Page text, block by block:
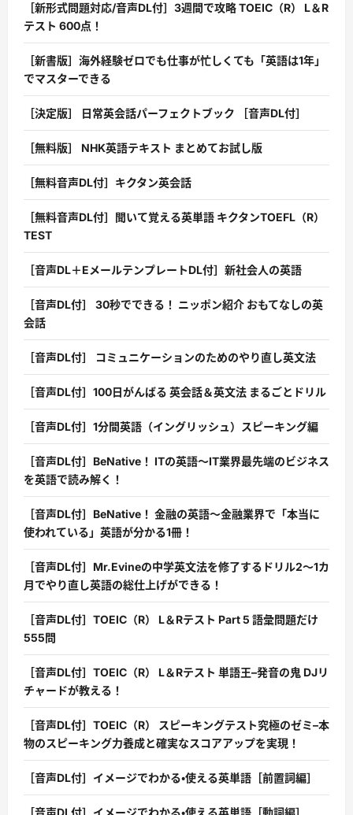
［新形式問題対応/音声DL付］3週間で攻略 TOEIC（R） L＆R
テスト 600点！
［新書版］海外経験ゼロでも仕事が忙しくても「英語は1年」
でマスターできる
［決定版］ 日常英会話パーフェクトブック ［音声DL付］
［無料版］ NHK英語テキスト まとめてお試し版
［無料音声DL付］キクタン英会話
［無料音声DL付］聞いて覚える英単語 キクタンTOEFL（R）
TEST
［音声DL＋EメールテンプレートDL付］新社会人の英語
［音声DL付］ 30秒でできる！ ニッポン紹介 おもてなしの英
会話
［音声DL付］ コミュニケーションのためのやり直し英文法
［音声DL付］100日がんばる 英会話＆英文法 まるごとドリル
［音声DL付］1分間英語（イングリッシュ）スピーキング編
［音声DL付］BeNative！ ITの英語〜IT業界最先端のビジネス
を英語で読み解く！
［音声DL付］BeNative！ 金融の英語〜金融業界で「本当に
使われている」英語が分かる1冊！
［音声DL付］Mr.Evineの中学英文法を修了するドリル2〜1カ
月でやり直し英語の総仕上げができる！
［音声DL付］TOEIC（R） L＆Rテスト Part 5 語彙問題だけ
555問
［音声DL付］TOEIC（R） L＆Rテスト 単語王–発音の鬼 DJリ
チャードが教える！
［音声DL付］TOEIC（R） スピーキングテスト究極のゼミ–本
物のスピーキング力養成と確実なスコアアップを実現！
［音声DL付］イメージでわかる・使える英単語［前置詞編］